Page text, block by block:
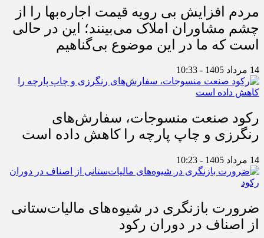
مردم افزایش بی رویه قیمت اجاره‌بها را از
چشم مشاوران املاک می‌بینند؛ این در حالی
است که ما در این موضوع بی‌گناهیم
14 مرداد 1405 - 10:33
رکود صنعت منسوجات، سفارش‌های
رنگرزی و چاپ پارچه را کاهش داده است
14 مرداد 1405 - 10:23
ضرورت بازنگری در شیوه‌های مالیات‌ستانی
از اصناف در دوران رکود